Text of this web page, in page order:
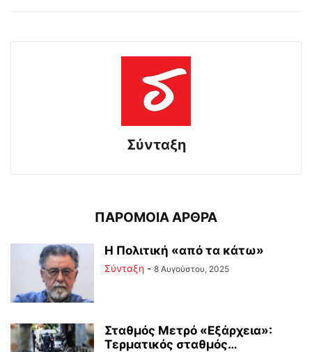
Σύνταξη
ΠΑΡΟΜΟΙΑ ΑΡΘΡΑ
Η Πολιτική «από τα κάτω»
Σύνταξη - 8 Αυγούστου, 2025
Σταθμός Μετρό «Εξάρχεια»:
Τερματικός σταθμός…